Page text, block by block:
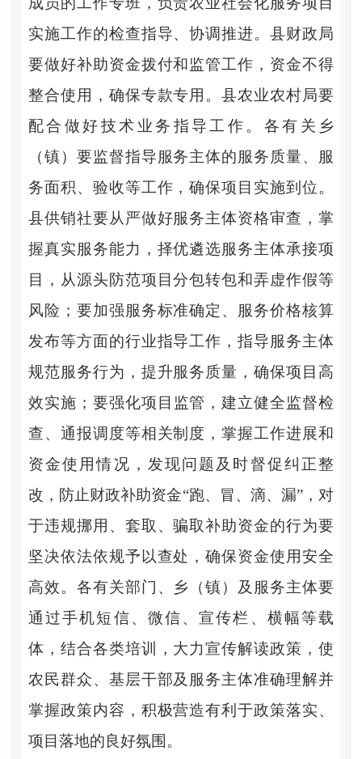
实施工作的检查指导、协调推进。县财政局
要做好补助资金拨付和监管工作，资金不得
整合使用，确保专款专用。县农业农村局要
配合做好技术业务指导工作。各有关乡
（镇）要监督指导服务主体的服务质量、服
务面积、验收等工作，确保项目实施到位。
县供销社要从严做好服务主体资格审查，掌
握真实服务能力，择优遴选服务主体承接项
目，从源头防范项目分包转包和弄虚作假等
风险；要加强服务标准确定、服务价格核算
发布等方面的行业指导工作，指导服务主体
规范服务行为，提升服务质量，确保项目高
效实施；要强化项目监管，建立健全监督检
查、通报调度等相关制度，掌握工作进展和
资金使用情况，发现问题及时督促纠正整
改，防止财政补助资金“跑、冒、滴、漏”，对
于违规挪用、套取、骗取补助资金的行为要
坚决依法依规予以查处，确保资金使用安全
高效。各有关部门、乡（镇）及服务主体要
通过手机短信、微信、宣传栏、横幅等载
体，结合各类培训，大力宣传解读政策，使
农民群众、基层干部及服务主体准确理解并
掌握政策内容，积极营造有利于政策落实、
项目落地的良好氛围。